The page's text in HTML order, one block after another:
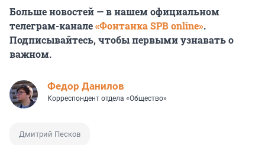
Больше новостей — в нашем официальном
телеграм-канале«Фонтанка SPB online».
Подписывайтесь, чтобы первыми узнавать о
важном.
Федор Данилов
Корреспондент отдела «Общество»
Дмитрий Песков